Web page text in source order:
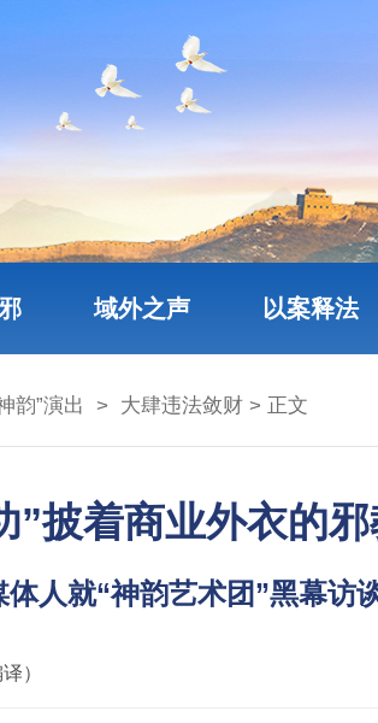
域外之声 以案释法
韵”演出 > 大肆违法敛财 > 正文
”披着商业外衣的
人就“神韵艺术团”黑幕访
）